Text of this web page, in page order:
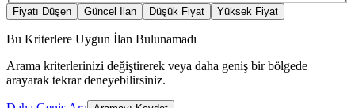
Fiyatı Düşen Güncel İlan Düşük Fiyat Yüksek Fiyat
Bu Kriterlere Uygun İlan Bulunamadı
Arama kriterlerinizi değiştirerek veya daha geniş bir bölgede
arayarak tekrar deneyebilirsiniz.